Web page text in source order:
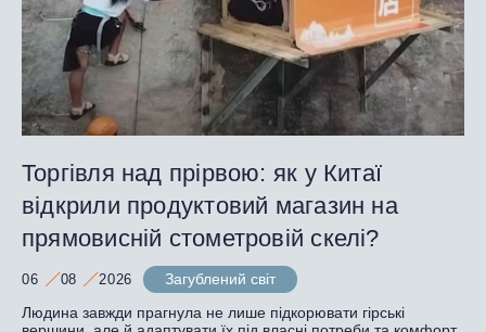
Торгівля над прірвою: як у Китаї
відкрили продуктовий магазин на
прямовисній стометровій скелі?
06 08 2026
Загублений світ
Людина завжди прагнула не лише підкорювати гірські